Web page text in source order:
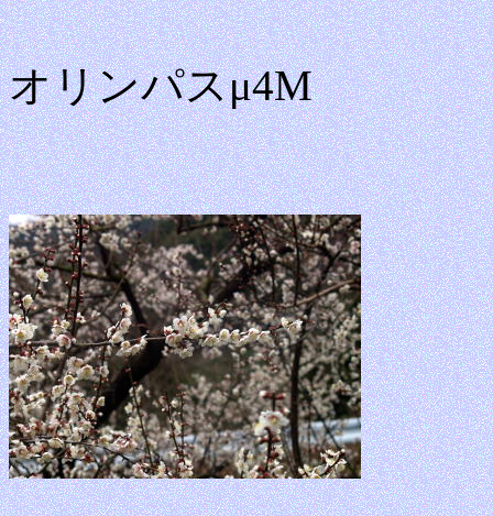
オリンパスμ4M